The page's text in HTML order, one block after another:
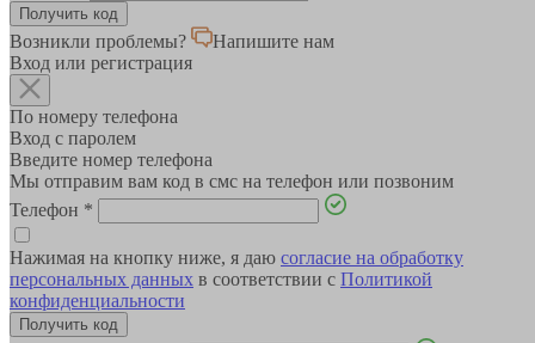
Возникли проблемы?
Напишите нам
Вход или регистрация
По номеру телефона
Вход с паролем
Введите номер телефона
Мы отправим вам код в смс на телефон или позвоним
Телефон *
Нажимая на кнопку ниже, я даю согласие на обработку
персональных данных в соответствии с Политикой
конфиденциальности